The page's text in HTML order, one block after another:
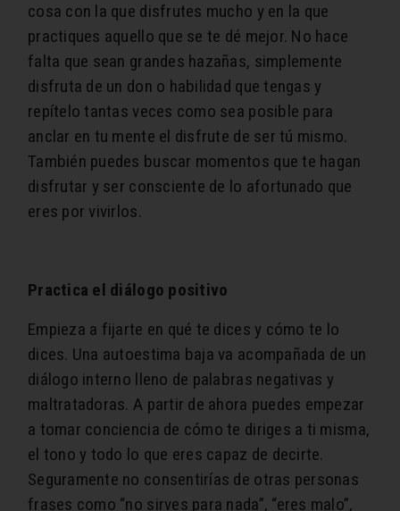
cosa con la que disfrutes mucho y en la que
practiques aquello que se te dé mejor. No hace
falta que sean grandes hazañas, simplemente
disfruta de un don o habilidad que tengas y
repítelo tantas veces como sea posible para
anclar en tu mente el disfrute de ser tú mismo.
También puedes buscar momentos que te hagan
disfrutar y ser consciente de lo afortunado que
eres por vivirlos.
Practica el diálogo positivo
Empieza a fijarte en qué te dices y cómo te lo
dices. Una autoestima baja va acompañada de un
diálogo interno lleno de palabras negativas y
maltratadoras. A partir de ahora puedes empezar
a tomar conciencia de cómo te diriges a ti misma,
el tono y todo lo que eres capaz de decirte.
Seguramente no consentirías de otras personas
frases como “no sirves para nada”, “eres malo”,